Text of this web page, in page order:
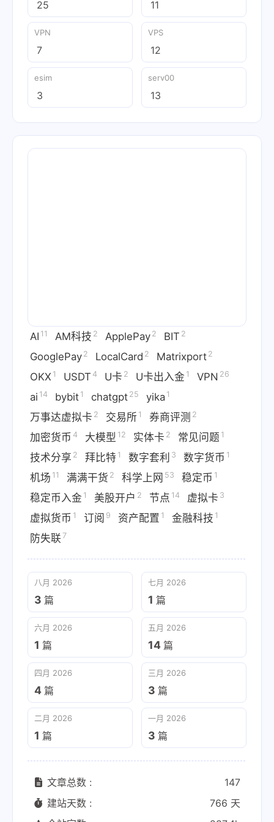
25 11
VPN
7
VPS
12
esim
3
serv00
13
AI 11 AM科技 2 ApplePay 2 BIT 2
GooglePay 2 LocalCard 2 Matrixport 2
OKX 1 USDT 4 U卡 2 U卡出入金 1 VPN 26
ai 14 bybit 1 chatgpt 25 yika 1
万事达虚拟卡 2 交易所 1 券商评测 2
加密货币 4 大模型 12 实体卡 2 常见问题 1
技术分享 2 拜比特 1 数字套利 3 数字货币 1
机场 11 满满干货 2 科学上网 53 稳定币 1
稳定币入金 1 美股开户 2 节点 14 虚拟卡 3
虚拟货币 1 订阅 9 资产配置 1 金融科技 1
防失联 7
八月 2026
3 篇
七月 2026
1 篇
六月 2026
1 篇
五月 2026
14 篇
四月 2026
4 篇
三月 2026
3 篇
二月 2026
1 篇
一月 2026
3 篇
文章总数 :
147
建站天数 :
766 天